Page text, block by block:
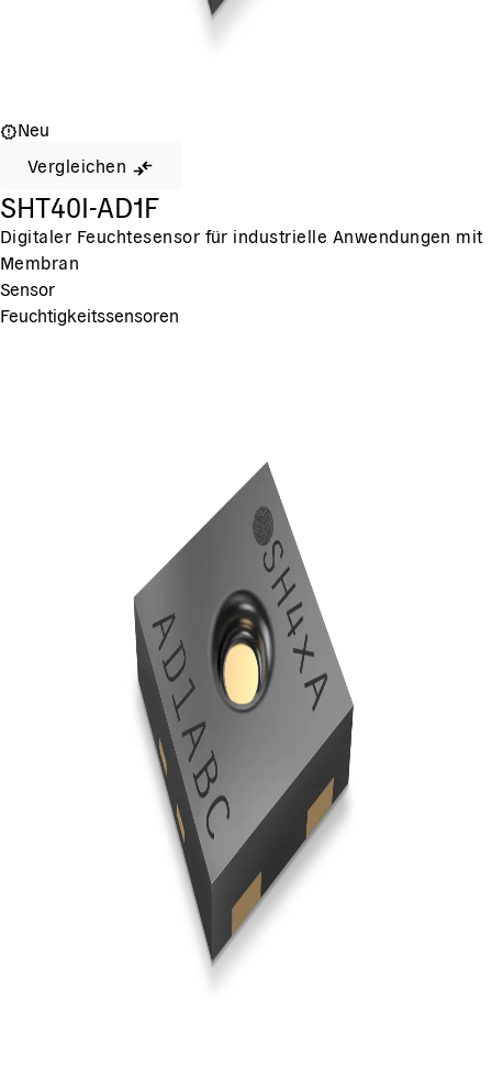
Neu
Vergleichen
SHT40I-AD1F
Digitaler Feuchtesensor für industrielle Anwendungen mit
Membran
Sensor
Feuchtigkeitssensoren